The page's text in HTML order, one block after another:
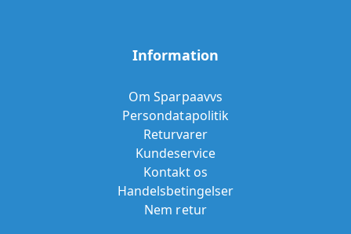
Information
Om Sparpaavvs
Persondatapolitik
Returvarer
Kundeservice
Kontakt os
Handelsbetingelser
Nem retur